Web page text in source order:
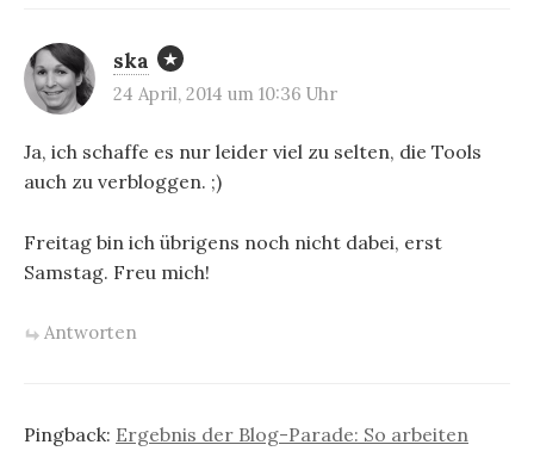
ska
24 April, 2014 um 10:36 Uhr
Ja, ich schaffe es nur leider viel zu selten, die Tools
auch zu verbloggen. ;)
Freitag bin ich übrigens noch nicht dabei, erst
Samstag. Freu mich!
Antworten
Pingback: Ergebnis der Blog-Parade: So arbeiten